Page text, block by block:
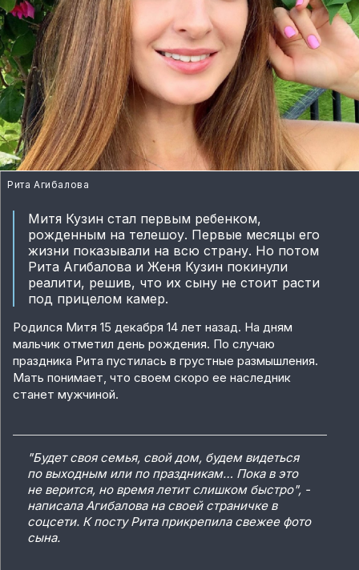
Рита Агибалова
Митя Кузин стал первым ребенком,
рожденным на телешоу. Первые месяцы его
жизни показывали на всю страну. Но потом
Рита Агибалова и Женя Кузин покинули
реалити, решив, что их сыну не стоит расти
под прицелом камер.
Родился Митя 15 декабря 14 лет назад. На дням
мальчик отметил день рождения. По случаю
праздника Рита пустилась в грустные размышления.
Мать понимает, что своем скоро ее наследник
станет мужчиной.
"Будет своя семья, свой дом, будем видеться
по выходным или по праздникам… Пока в это
не верится, но время летит слишком быстро", -
написала Агибалова на своей страничке в
соцсети. К посту Рита прикрепила свежее фото
сына.